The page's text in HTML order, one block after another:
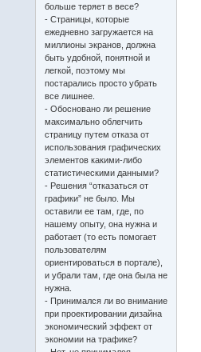
больше теряет в весе?
- Страницы, которые
ежедневно загружается на
миллионы экранов, должна
быть удобной, понятной и
легкой, поэтому мы
постарались просто убрать
все лишнее.
- Обосновано ли решение
максимально облегчить
страницу путем отказа от
использования графических
элементов какими-либо
статистическими данными?
- Решения “отказаться от
графики” не было. Мы
оставили ее там, где, по
нашему опыту, она нужна и
работает (то есть помогает
пользователям
ориентироваться в портале),
и убрали там, где она была не
нужна.
- Принимался ли во внимание
при проектировании дизайна
экономический эффект от
экономии на трафике?